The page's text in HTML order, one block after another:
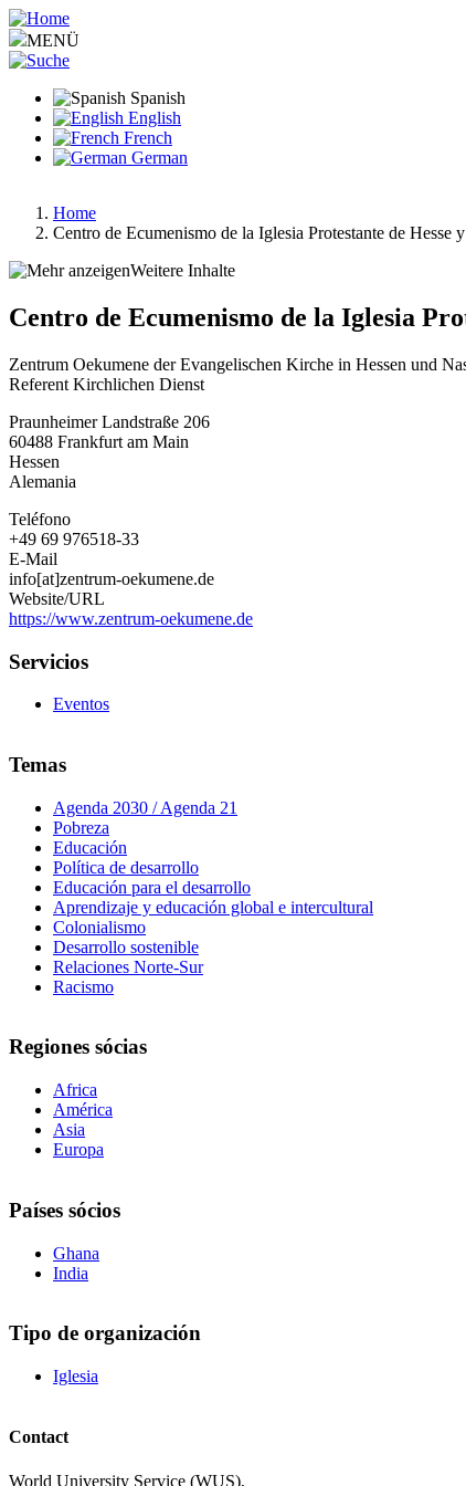
Pasar
al
contenido
MENÜ
Spanish
English
French
German
Ruta
de
Home
Centro de Ecumenismo de la Iglesia Protestante de Hesse
Weitere Inhalte
Centro de Ecumenismo de la Iglesia
Zentrum Oekumene der Evangelischen Kirche in Hessen und
Referent Kirchlichen Dienst
Praunheimer Landstraße 206
60488 Frankfurt am Main
Hessen
Alemania
Teléfono
+49 69 976518-33
E-Mail
info[at]zentrum-oekumene.de
Website/URL
https://www.zentrum-oekumene.de
Servicios
Eventos
Temas
Agenda 2030 / Agenda 21
Pobreza
Educación
Política de desarrollo
Educación para el desarrollo
Aprendizaje y educación global e intercultural
Colonialismo
Desarrollo sostenible
Relaciones Norte-Sur
Racismo
Regiones sócias
Africa
América
Asia
Europa
Países sócios
Ghana
India
Tipo de organización
Iglesia
Contact
World University Service (WUS),